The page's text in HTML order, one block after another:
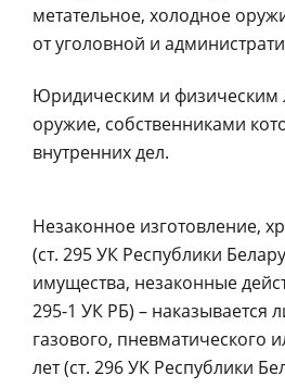
метательное, холодное
от уголовной и
Юридическим и физическим
оружие, собственниками
внутренних дел.
Незаконное изготовление,
(ст. 295 УК Республики
имущества, незаконные
295-1 УК РБ) – наказывается
газового, пневматического
лет (ст. 296 УК Республики